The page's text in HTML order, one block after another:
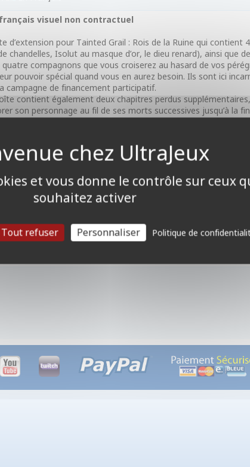
français visuel non contractuel
d’extension pour Tainted Grail : Rois de la Ruine qui
chandelles, Isolut au masque d’or, le dieu renard), ainsi que
quatre compagnons que vous croiserez au hasard de vos
pouvoir spécial quand vous en aurez besoin. Ils sont ici
campagne de financement participatif.
contient également deux chapitres perdus
son personnage au fil de ses morts successives jusqu’à la
une boîte de jeu Tainted Grail : Kings of Ruin.
de Compagnons, un journal d’exploration supplémentaire,
grandes cartes, 33 cartes standard, 4 petites cartes
:
à partir de 14 ans
de Partie : 120 à 140 minutes environ
et vous donne le contrôle sur ceux
souhaitez activer
Tout refuser Personnaliser Politique de